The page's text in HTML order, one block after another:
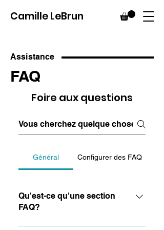
Camille LeBrun
Assistance
FAQ
Foire aux questions
Général Configurer des FAQ
Qu'est-ce qu'une section
FAQ?